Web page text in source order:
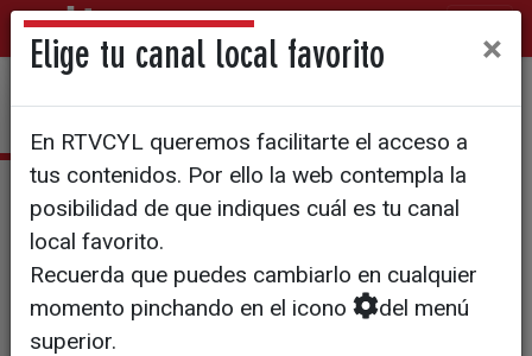
Fátima Pérez
Periodismo por la Universidad
de Valladolid.
Elige tu canal local favorito ×
En RTVCYL queremos facilitarte el acceso a
tus contenidos. Por ello la web contempla la
posibilidad de que indiques cuál es tu canal
local favorito.
Recuerda que puedes cambiarlo en cualquier
momento pinchando en el icono
del menú
superior.